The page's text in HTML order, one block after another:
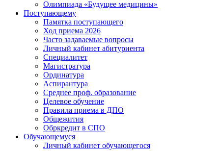
Олимпиада «Будущее медицины»
Поступающему
Памятка поступающего
Ход приема 2026
Часто задаваемые вопросы
Личный кабинет абитуриента
Специалитет
Магистратура
Ординатура
Аспирантура
Среднее проф. образование
Целевое обучение
Правила приема в ДПО
Общежития
Обркредит в СПО
Обучающемуся
Личный кабинет обучающегося